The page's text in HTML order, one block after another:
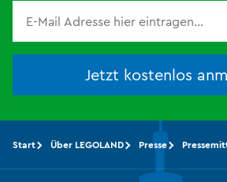
Jetzt kostenlos
Start Über LEGOLAND Presse